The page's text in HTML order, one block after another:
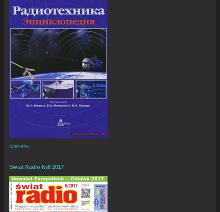
скачать
Swiat Radio №6 2017